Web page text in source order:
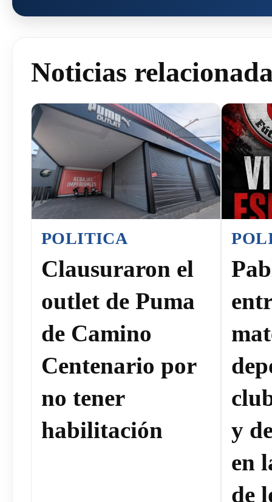
Noticias
POLITICA
Clausuraron el
outlet de Puma
de Camino
Centenario por
no tener
habilitación
y
en
de